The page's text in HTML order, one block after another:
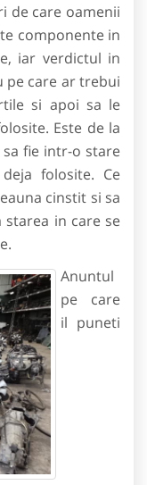
de care oamenii
componente in
iar verdictul in
pe care ar trebui
si apoi sa le
Este de la
fie intr-o stare
folosite. Ce
cinstit si sa
in care se
Anuntul
pe care
il puneti